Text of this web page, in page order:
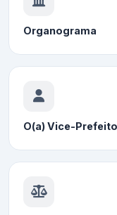
Organograma
O(a) Vice-